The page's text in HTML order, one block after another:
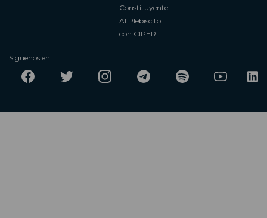
Constituyente
Al Plebiscito
con CIPER
Síguenos en: